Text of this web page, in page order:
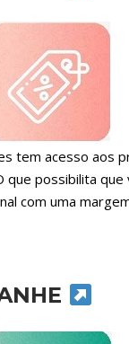
tem acesso aos
que possibilita que
com uma